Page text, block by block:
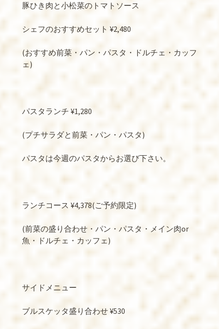
豚ひき肉と小松菜のトマトソース
シェフのおすすめセット ¥2,480
(おすすめ前菜・パン・パスタ・ドルチェ・カッフ
ェ)
パスタランチ ¥1,280
(プチサラダと前菜・パン・パスタ)
パスタは今週のパスタからお選び下さい。
ランチコース ¥4,378(ご予約限定)
(前菜の盛り合わせ・パン・パスタ・メイン肉or
魚・ドルチェ・カッフェ)
サイドメニュー
ブルスケッタ盛り合わせ ¥530